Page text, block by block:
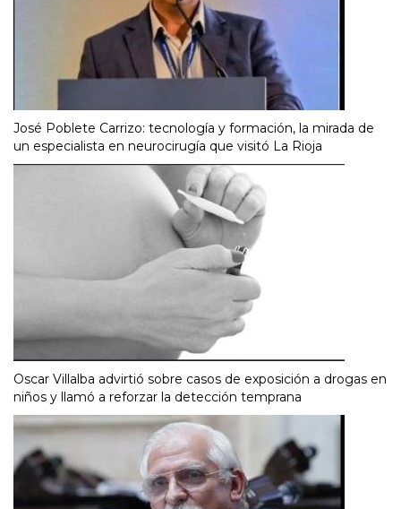
José Poblete Carrizo: tecnología y formación, la mirada de
un especialista en neurocirugía que visitó La Rioja
Oscar Villalba advirtió sobre casos de exposición a drogas en
niños y llamó a reforzar la detección temprana